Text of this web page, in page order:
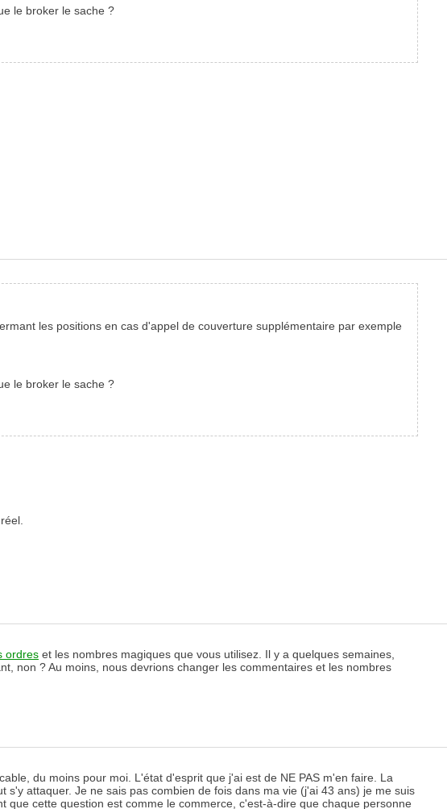
le broker le sache ?
les positions en cas d'appel de couverture supplémentaire par exemple
le broker le sache ?
ordres et les nombres magiques que vous utilisez. Il y a quelques semaines,
non ? Au moins, nous devrions changer les commentaires et les nombres
du moins pour moi. L'état d'esprit que j'ai est de NE PAS m'en faire. La
attaquer. Je ne sais pas combien de fois dans ma vie (j'ai 43 ans) je me suis
cette question est comme le commerce, c'est-à-dire que chaque personne